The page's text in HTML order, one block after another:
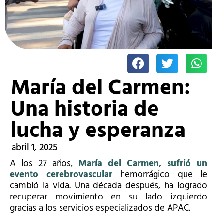
María del Carmen:
Una historia de
lucha y esperanza
abril 1, 2025
A los 27 años, María del Carmen, sufrió un
evento cerebrovascularhemorrágico que le
cambió la vida. Una década después, ha logrado
recuperar movimiento en su lado izquierdo
gracias a los servicios especializados de APAC.